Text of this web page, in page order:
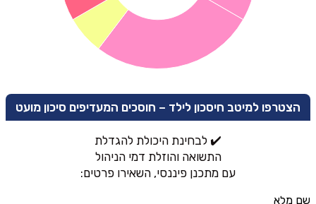
הצטרפו למיטב חיסכון לילד – חוסכים המעדיפים סיכון מועט
✔️ לבחינת היכולת להגדלת
התשואה והוזלת דמי הניהול
עם מתכנן פיננסי, השאירו פרטים:
שם מלא